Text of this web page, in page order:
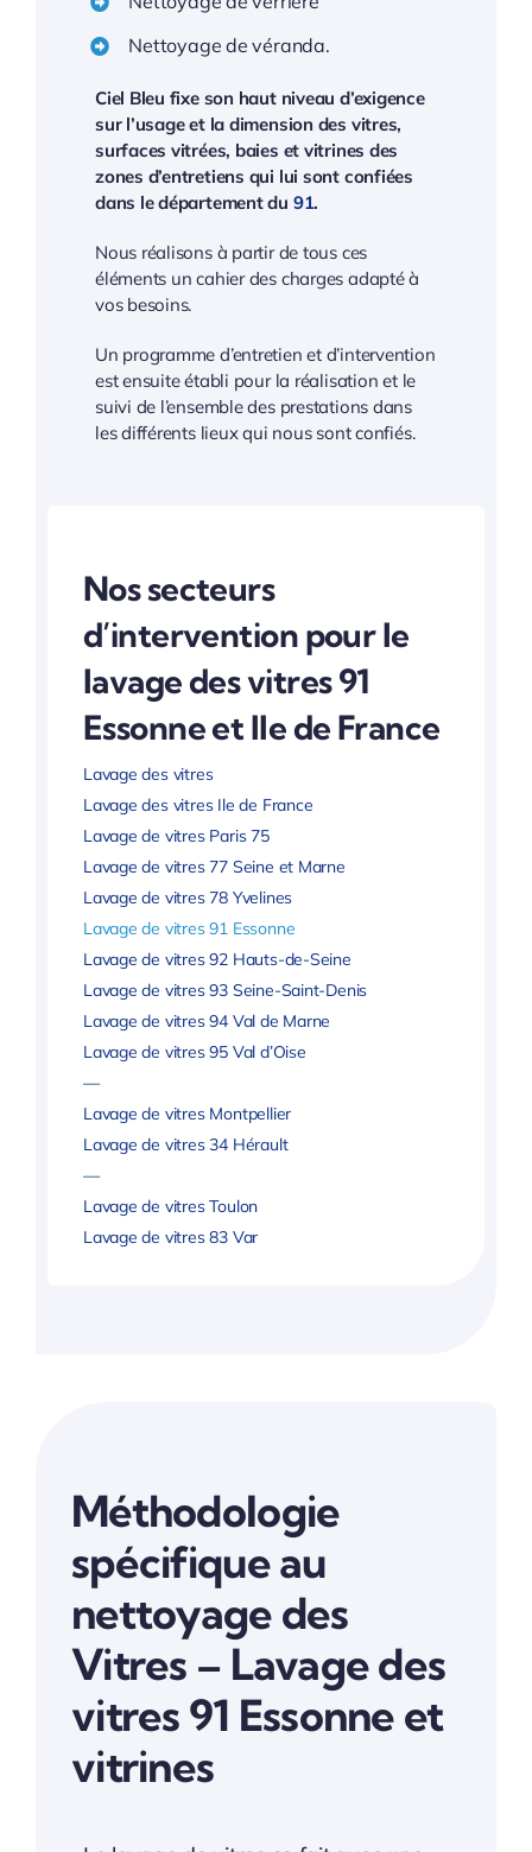
Nettoyage de véranda.
Ciel Bleu fixe son haut niveau d’exigence
sur l’usage et la dimension des vitres,
surfaces vitrées, baies et vitrines des
zones d’entretiens qui lui sont confiées
dans le département du 91.
Nous réalisons à partir de tous ces
éléments un cahier des charges adapté à
vos besoins.
Un programme d’entretien et d’intervention
est ensuite établi pour la réalisation et le
suivi de l’ensemble des prestations dans
les différents lieux qui nous sont confiés.
Nos secteurs
d’intervention pour le
lavage des vitres 91
Essonne et Ile de France
Lavage des vitres
Lavage des vitres Ile de France
Lavage de vitres Paris 75
Lavage de vitres 77 Seine et Marne
Lavage de vitres 78 Yvelines
Lavage de vitres 91 Essonne
Lavage de vitres 92 Hauts-de-Seine
Lavage de vitres 93 Seine-Saint-Denis
Lavage de vitres 94 Val de Marne
Lavage de vitres 95 Val d’Oise
—
Lavage de vitres Montpellier
Lavage de vitres 34 Hérault
—
Lavage de vitres Toulon
Lavage de vitres 83 Var
Méthodologie
spécifique au
nettoyage des
Vitres – Lavage des
vitres 91 Essonne et
vitrines